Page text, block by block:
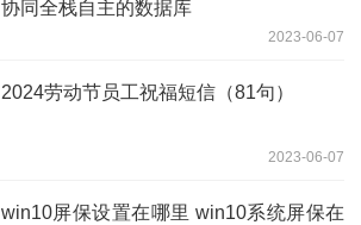
协同全栈自主的数据库
2023-06-07
2024劳动节员工祝福短信（81句）
2023-06-07
win10屏保设置在哪里 win10系统屏保在